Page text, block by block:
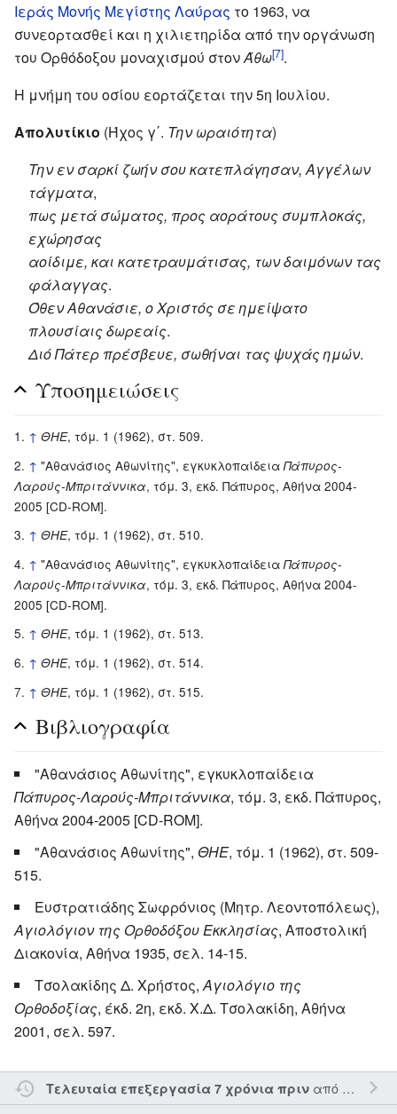
Ιεράς Μονής Μεγίστης Λαύρας το 1963, να
συνεορτασθεί και η χιλιετηρίδα από την οργάνωση
του Ορθόδοξου μοναχισμού στονΆθω[7].
Η μνήμη του οσίου εορτάζεται την 5η Ιουλίου.
Απολυτίκιο (Ήχος γ΄. Την ωραιότητα)
Την εν σαρκί ζωήν σου κατεπλάγησαν, Αγγέλων
τάγματα,
πως μετά σώματος, προς αοράτους συμπλοκάς,
εχώρησας
αοίδιμε, και κατετραυμάτισας, των δαιμόνων τας
φάλαγγας.
Όθεν Αθανάσιε, ο Χριστός σε ημείψατο
πλουσίαις δωρεαίς.
Διό Πάτερ πρέσβευε, σωθήναι τας ψυχάς ημών.
Υποσημειώσεις
↑ ΘΗΕ, τόμ. 1 (1962), στ. 509.
↑ "Αθανάσιος Αθωνίτης", εγκυκλοπαίδειαΠάπυρος-
Λαρούς-Μπριτάννικα, τόμ. 3, εκδ. Πάπυρος, Αθήνα 2004-
2005 [CD-ROM].
↑ ΘΗΕ, τόμ. 1 (1962), στ. 510.
↑ "Αθανάσιος Αθωνίτης", εγκυκλοπαίδειαΠάπυρος-
Λαρούς-Μπριτάννικα, τόμ. 3, εκδ. Πάπυρος, Αθήνα 2004-
2005 [CD-ROM].
↑ ΘΗΕ, τόμ. 1 (1962), στ. 513.
↑ ΘΗΕ, τόμ. 1 (1962), στ. 514.
↑ ΘΗΕ, τόμ. 1 (1962), στ. 515.
Βιβλιογραφία
"Αθανάσιος Αθωνίτης", εγκυκλοπαίδεια
Πάπυρος-Λαρούς-Μπριτάννικα, τόμ. 3, εκδ. Πάπυρος,
Αθήνα 2004-2005 [CD-ROM].
"Αθανάσιος Αθωνίτης", ΘΗΕ, τόμ. 1 (1962), στ. 509-
515.
Ευστρατιάδης Σωφρόνιος (Μητρ. Λεοντοπόλεως),
Αγιολόγιον της Ορθοδόξου Εκκλησίας, Αποστολική
Διακονία, Αθήνα 1935, σελ. 14-15.
Τσολακίδης Δ. Χρήστος,Αγιολόγιο της
Ορθοδοξίας, έκδ. 2η, εκδ. Χ.Δ. Τσολακίδη, Αθήνα
2001, σελ. 597.
Τελευταία επεξεργασία 7 χρόνια πριναπό τον την